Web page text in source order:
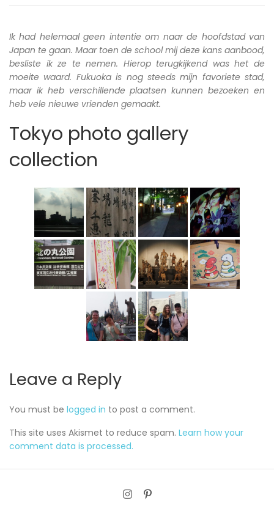
Ik had helemaal geen intentie om naar de hoofdstad van
Japan te gaan. Maar toen de school mij deze kans aanbood,
besliste ik ze te nemen. Hierop terugkijkend was het de
moeite waard. Fukuoka is nog steeds mijn favoriete stad,
maar ik heb verschillende plaatsen kunnen bezoeken en
heb vele nieuwe vrienden gemaakt.
Tokyo photo gallery
collection
Leave a Reply
You must be logged in to post a comment.
This site uses Akismet to reduce spam. Learn how your
comment data is processed.